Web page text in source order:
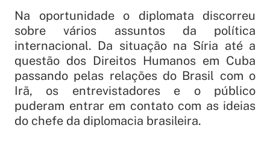
Na oportunidade o diplomata discorreu
sobre vários assuntos da política
internacional. Da situação na Síria até a
questão dos Direitos Humanos em Cuba
passando pelas relações do Brasil com o
Irã, os entrevistadores e o público
puderam entrar em contato com as ideias
do chefe da diplomacia brasileira.